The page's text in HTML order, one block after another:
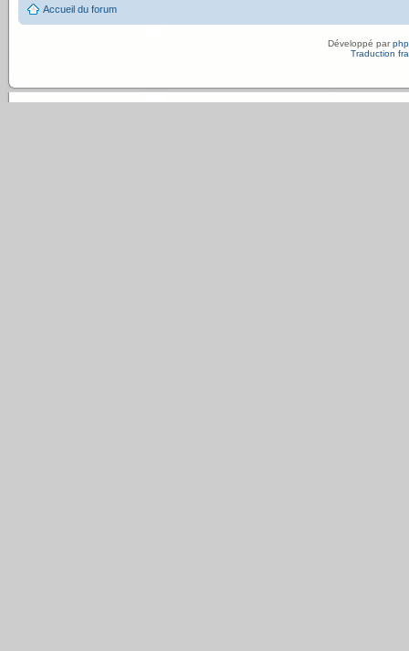
Accueil du forum
Développé par
Traduction